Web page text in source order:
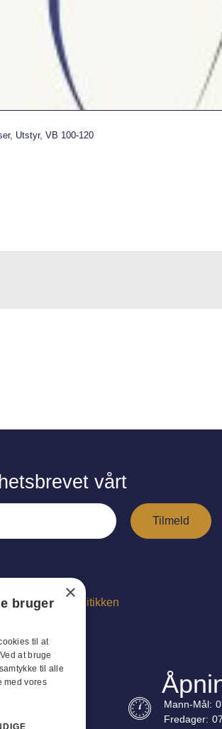
, Utstyr, VB 100-120
vårt
persondatapolitikken
Mann-Mål:
Fredager:
×
bruger
til at
at bruge
til alle
med vores